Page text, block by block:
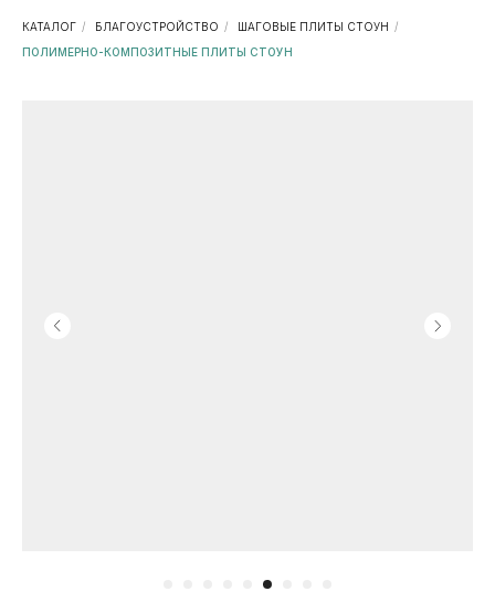
КАТАЛОГ / БЛАГОУСТРОЙСТВО / ШАГОВЫЕ ПЛИТЫ СТОУН /
ПОЛИМЕРНО-КОМПОЗИТНЫЕ ПЛИТЫ СТОУН